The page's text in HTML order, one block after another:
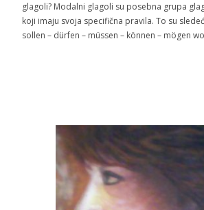
glagoli? Modalni glagoli su posebna grupa
koji imaju svoja specifična pravila. To su
sollen – dürfen – müssen – können – mögen